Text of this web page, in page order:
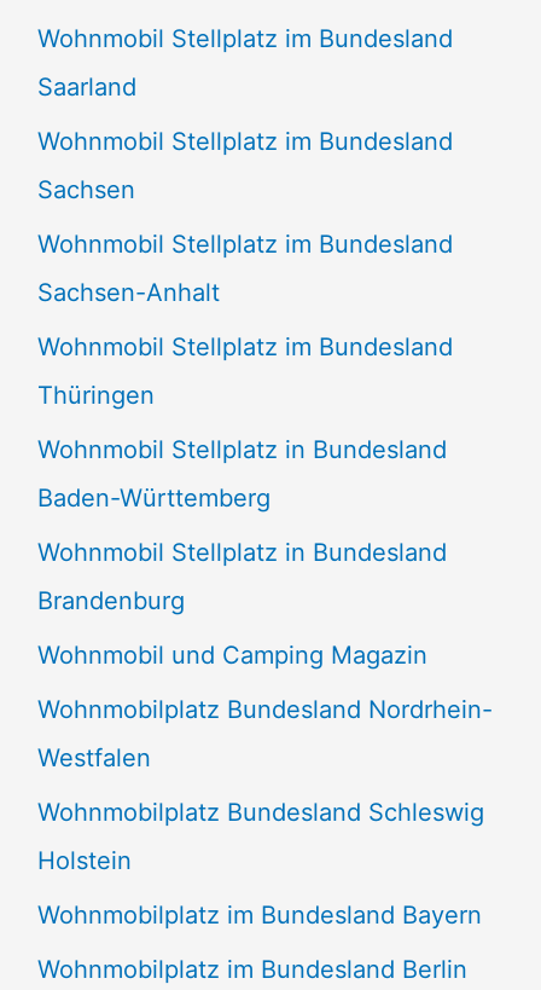
Wohnmobil Stellplatz im Bundesland
Saarland
Wohnmobil Stellplatz im Bundesland
Sachsen
Wohnmobil Stellplatz im Bundesland
Sachsen-Anhalt
Wohnmobil Stellplatz im Bundesland
Thüringen
Wohnmobil Stellplatz in Bundesland
Baden-Württemberg
Wohnmobil Stellplatz in Bundesland
Brandenburg
Wohnmobil und Camping Magazin
Wohnmobilplatz Bundesland Nordrhein-
Westfalen
Wohnmobilplatz Bundesland Schleswig
Holstein
Wohnmobilplatz im Bundesland Bayern
Wohnmobilplatz im Bundesland Berlin